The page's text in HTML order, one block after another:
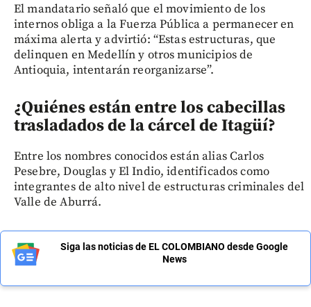
El mandatario señaló que el movimiento de los
internos obliga a la Fuerza Pública a permanecer en
máxima alerta y advirtió: “Estas estructuras, que
delinquen en Medellín y otros municipios de
Antioquia, intentarán reorganizarse”.
¿Quiénes están entre los cabecillas
trasladados de la cárcel de Itagüí?
Entre los nombres conocidos están alias Carlos
Pesebre, Douglas y El Indio, identificados como
integrantes de alto nivel de estructuras criminales del
Valle de Aburrá.
Siga las noticias de EL COLOMBIANO desde Google
News